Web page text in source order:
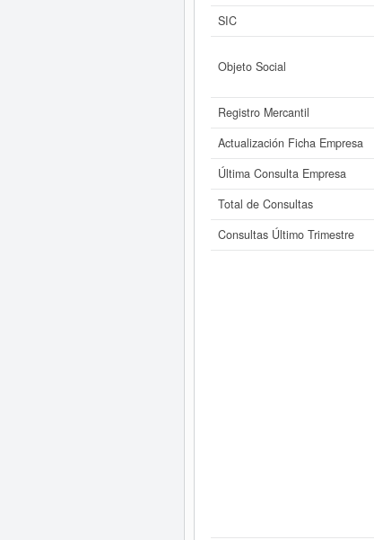
SIC
Objeto Social
Registro Mercantil
Actualización Ficha Empresa
Última Consulta Empresa
Total de Consultas
Consultas Último Trimestre